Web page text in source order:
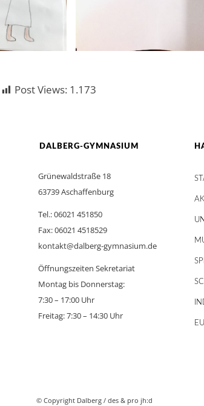
Post Views: 1.173
DALBERG-GYMNASIUM
Grünewaldstraße 18
63739 Aschaffenburg
Tel.: 06021 451850
Fax: 06021 4518529
kontakt@dalberg-gymnasium.de
Öffnungszeiten Sekretariat
Montag bis Donnerstag:
7:30 – 17:00 Uhr
Freitag: 7:30 – 14:30 Uhr
© Copyright Dalberg / des & pro jh:d